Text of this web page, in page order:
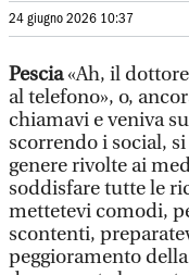
24 giugno 2026 10:37
Pescia«Ah, il
al telefono», o,
chiamavi e veniva
scorrendo i social,
genere rivolte ai
soddisfare tutte le
mettetevi comodi,
scontenti,
peggioramento